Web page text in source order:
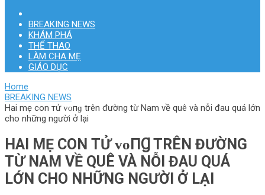
BREAKING NEWS
KHÁM PHÁ
THỂ THAO
LÀM CHA MẸ
GIÁO DỤC
Home
BREAKING NEWS
Hai mẹ con тử ᴠᴏпɡ trên đường từ Nam về quê và nỗi đau quá lớn
cho những người ở lại
HAI MẸ CON ТỬ ᴠᴏПꞬ TRÊN ĐƯỜNG
TỪ NAM VỀ QUÊ VÀ NỖI ĐAU QUÁ
LỚN CHO NHỮNG NGƯỜI Ở LẠI